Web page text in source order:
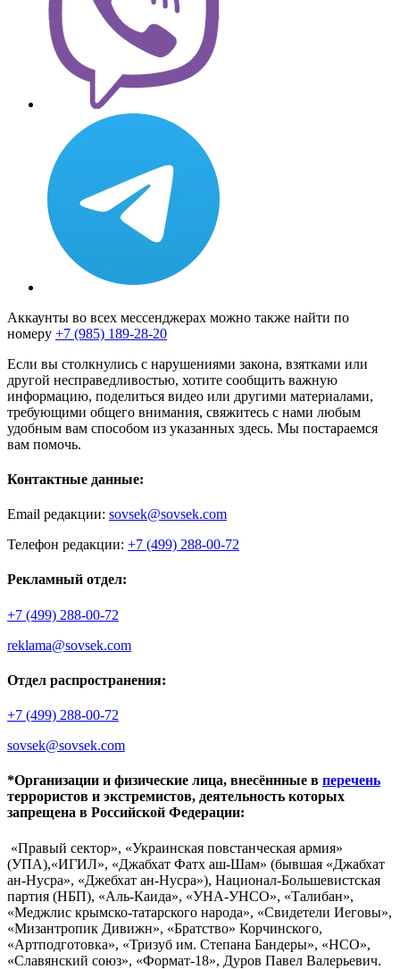
Аккаунты во всех мессенджерах можно также найти по
номеру +7 (985) 189-28-20
Если вы столкнулись с нарушениями закона, взятками или
другой несправедливостью, хотите сообщить важную
информацию, поделиться видео или другими материалами,
требующими общего внимания, свяжитесь с нами любым
удобным вам способом из указанных здесь. Мы постараемся
вам помочь.
Контактные данные:
Email редакции: sovsek@sovsek.com
Телефон редакции: +7 (499) 288-00-72
Рекламный отдел:
+7 (499) 288-00-72
reklama@sovsek.com
Отдел распространения:
+7 (499) 288-00-72
sovsek@sovsek.com
*Организации и физические лица, внесённные в перечень
террористов и экстремистов, деятельность которых
запрещена в Российской Федерации:
«Правый сектор», «Украинская повстанческая армия»
(УПА),«ИГИЛ», «Джабхат Фатх аш-Шам» (бывшая «Джабхат
ан-Нусра», «Джебхат ан-Нусра»), Национал-Большевистская
партия (НБП), «Аль-Каида», «УНА-УНСО», «Талибан»,
«Меджлис крымско-татарского народа», «Свидетели Иеговы»,
«Мизантропик Дивижн», «Братство» Корчинского,
«Артподготовка», «Тризуб им. Степана Бандеры», «НСО»,
«Славянский союз», «Формат-18», Дуров Павел Валерьевич.